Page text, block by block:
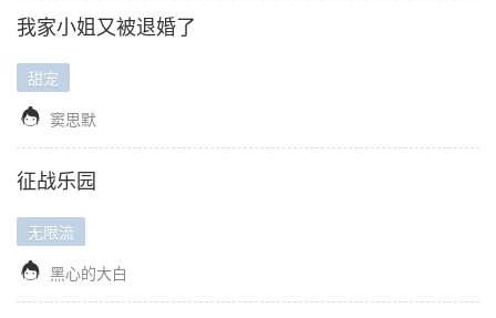
我家小姐又被退婚了
甜宠
 窦思默
征战乐园
无限流
 黑心的大白